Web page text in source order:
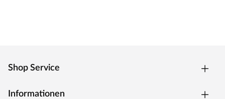
Shop Service
Informationen